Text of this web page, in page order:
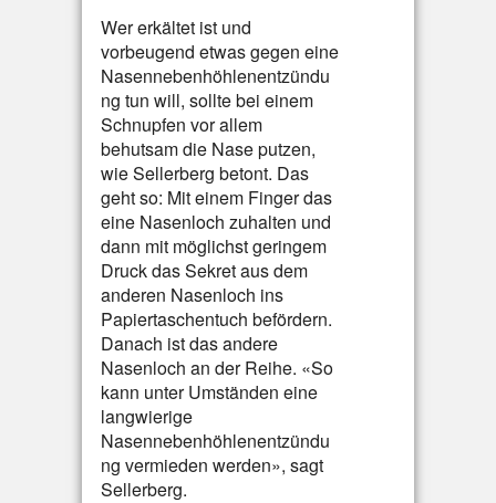
Wer erkältet ist und
vorbeugend etwas gegen eine
Nasennebenhöhlenentzündu
ng tun will, sollte bei einem
Schnupfen vor allem
behutsam die Nase putzen,
wie Sellerberg betont. Das
geht so: Mit einem Finger das
eine Nasenloch zuhalten und
dann mit möglichst geringem
Druck das Sekret aus dem
anderen Nasenloch ins
Papiertaschentuch befördern.
Danach ist das andere
Nasenloch an der Reihe. «So
kann unter Umständen eine
langwierige
Nasennebenhöhlenentzündu
ng vermieden werden», sagt
Sellerberg.